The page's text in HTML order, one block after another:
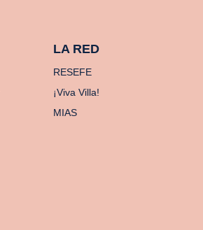
LA RED
RESEFE
¡Viva Villa!
MIAS